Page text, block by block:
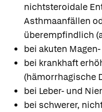
nichtsteroidale
Asthmaanfällen
überempfindlich
bei akuten
bei krankhaft
(hämorrhagische
bei Leber- und
bei schwerer,